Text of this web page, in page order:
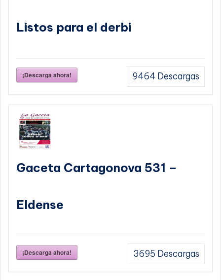
Listos para el derbi
¡Descarga ahora! 9464 Descargas
Gaceta Cartagonova 531 –
Eldense
¡Descarga ahora! 3695 Descargas